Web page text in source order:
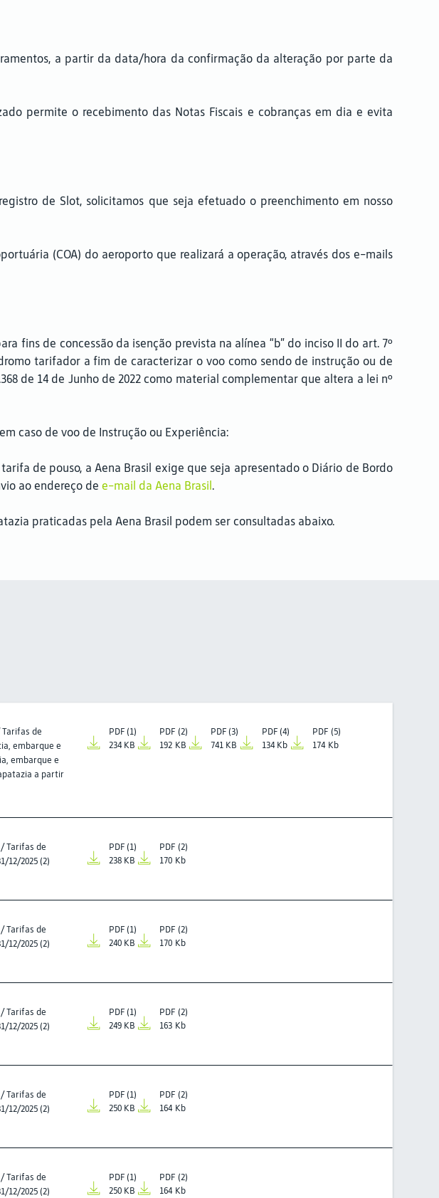
a partir da data/hora da confirmação da alteração por parte da
permite o recebimento das Notas Fiscais e cobranças em dia e evita
de Slot, solicitamos que seja efetuado o preenchimento em nosso
(COA) do aeroporto que realizará a operação, através dos e-mails
fins de concessão da isenção prevista na alínea “b” do inciso II do art. 7º
tarifador a fim de caracterizar o voo como sendo de instrução ou de
de 14 de Junho de 2022 como material complementar que altera a lei nº
caso de voo de Instrução ou Experiência:
de pouso, a Aena Brasil exige que seja apresentado o Diário de Bordo
ao endereço de e-mail da Aena Brasil .
praticadas pela Aena Brasil podem ser consultadas abaixo.
de
embarque e
embarque e
a partir
PDF (1)
234 KB
PDF (2)
192 KB
PDF (3)
741 KB
PDF (4)
134 Kb
PDF (5)
174 Kb
Tarifas de
12/2025 (2)
PDF (1)
238 KB
PDF (2)
170 Kb
Tarifas de
12/2025 (2)
PDF (1)
240 KB
PDF (2)
170 Kb
Tarifas de
12/2025 (2)
PDF (1)
249 KB
PDF (2)
163 Kb
Tarifas de
12/2025 (2)
PDF (1)
250 KB
PDF (2)
164 Kb
Tarifas de
12/2025 (2)
PDF (1)
250 KB
PDF (2)
164 Kb